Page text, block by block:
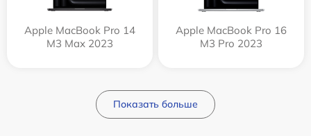
Apple MacBook Pro 14
M3 Max 2023
Apple MacBook Pro 16
M3 Pro 2023
Показать больше